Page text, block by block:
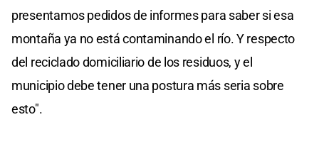
presentamos pedidos de informes para saber si esa
montaña ya no está contaminando el río. Y respecto
del reciclado domiciliario de los residuos, y el
municipio debe tener una postura más seria sobre
esto".